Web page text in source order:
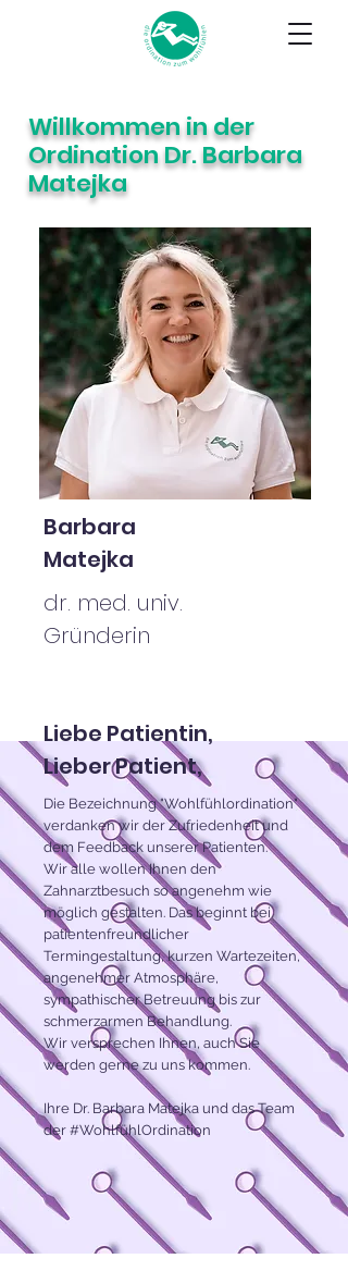
Barbara
Matejka
dr. med. univ.
Gründerin
Liebe Patientin,
Lieber Patient,
Die Bezeichnung "Wohlfühlordination"
verdanken wir der Zufriedenheit und
dem Feedback unserer Patienten.
Wir alle wollen Ihnen den
Zahnarztbesuch so angenehm wie
möglich gestalten. Das beginnt bei
patientenfreundlicher
Termingestaltung, kurzen Wartezeiten,
angenehmer Atmosphäre,
sympathischer Betreuung bis zur
schmerzarmen Behandlung.
Wir versprechen Ihnen, auch Sie
werden gerne zu uns kommen.
Ihre Dr. Barbara Matejka und das Team
der #WohlfühlOrdination
Willkommen in der
Ordination Dr. Barbara
Matejka